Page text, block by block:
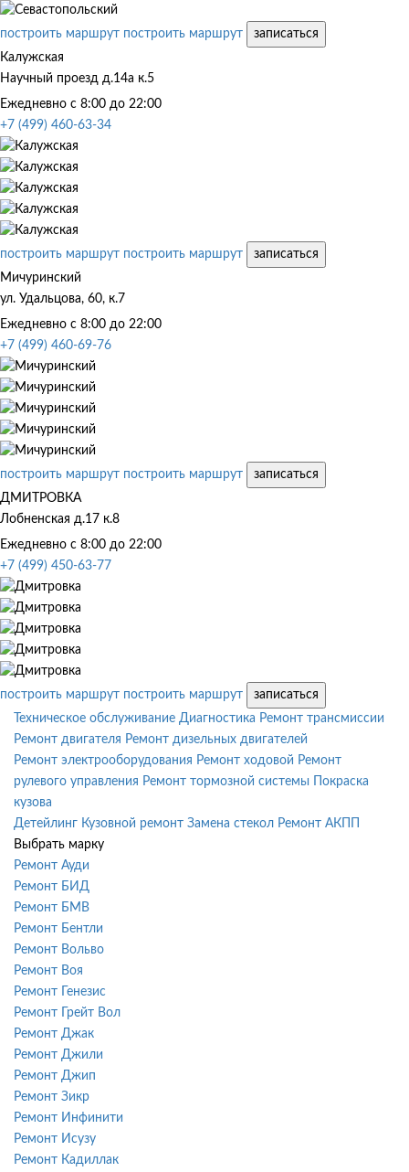
построить маршрут построить маршрут
записаться
Калужская
Научный проезд д.14а к.5
Ежедневно с 8:00 до 22:00
+7 (499) 460-63-34
построить маршрут построить маршрут
записаться
Мичуринский
ул. Удальцова, 60, к.7
Ежедневно с 8:00 до 22:00
+7 (499) 460-69-76
построить маршрут построить маршрут
записаться
ДМИТРОВКА
Лобненская д.17 к.8
Ежедневно с 8:00 до 22:00
+7 (499) 450-63-77
построить маршрут построить маршрут
записаться
Техническое обслуживание Диагностика Ремонт трансмиссии
Ремонт двигателя Ремонт дизельных двигателей
Ремонт электрооборудования Ремонт ходовой Ремонт
рулевого управления Ремонт тормозной системы
Покраска
кузова
Детейлинг Кузовной ремонт Замена стекол Ремонт АКПП
Выбрать марку
Ремонт Ауди
Ремонт БИД
Ремонт БМВ
Ремонт Бентли
Ремонт Вольво
Ремонт Воя
Ремонт Генезис
Ремонт Грейт Вол
Ремонт Джак
Ремонт Джили
Ремонт Джип
Ремонт Зикр
Ремонт Инфинити
Ремонт Исузу
Ремонт Кадиллак